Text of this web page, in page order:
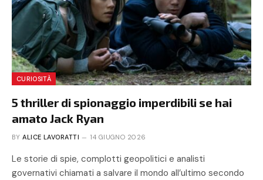
CURIOSITÀ
5 thriller di spionaggio imperdibili se hai
amato Jack Ryan
BY ALICE LAVORATTI 14 GIUGNO 2026
Le storie di spie, complotti geopolitici e analisti
governativi chiamati a salvare il mondo all’ultimo secondo